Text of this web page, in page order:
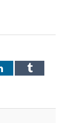
LinkedInTumblr